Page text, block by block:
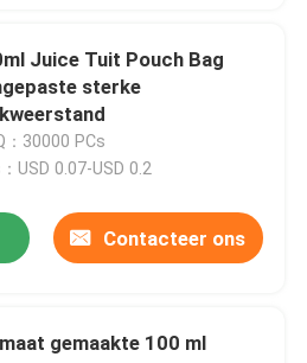
Verpakking
Verpakkende Zakken
Juice Tuit Pouch Bag
sterke
：30000 PCs
USD 0.07-USD 0.2
Contacteer ons
gemaakte 100 ml